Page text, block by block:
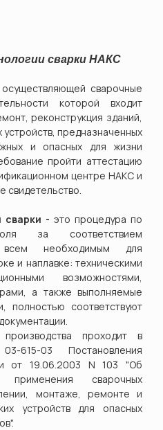
сварки НАКС
сварочные
которой входит
реконструкция зданий,
предназначенных
и опасных для жизни
пройти аттестацию
центре НАКС и
свидетельство.
сварки - это процедура по
за соответствием
всем необходимым для
и наплавке: техническими
возможностями,
а также выполняемые
полностью соответствуют
проходит в
615-03 Постановления
от 19.06.2003 N 103 "Об
применения сварочных
монтаже, ремонте и
устройств для опасных